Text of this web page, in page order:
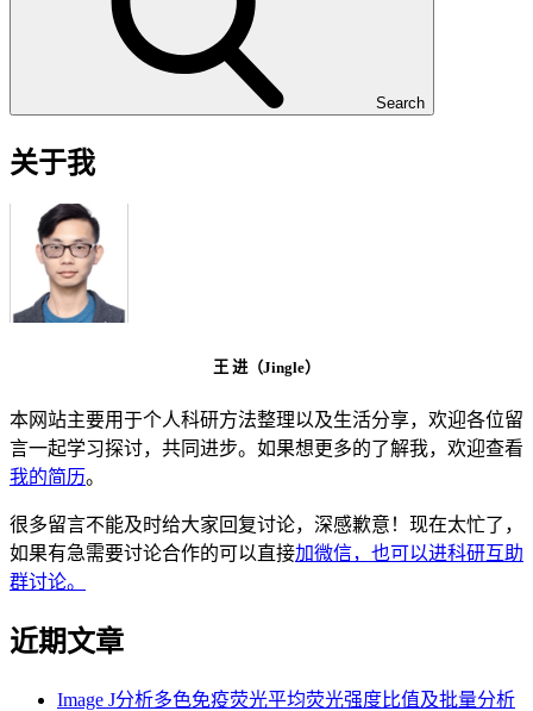
Search
关于我
王 进（Jingle）
本网站主要用于个人科研方法整理以及生活分享，欢迎各位留
言一起学习探讨，共同进步。如果想更多的了解我，欢迎查看
我的简历。
很多留言不能及时给大家回复讨论，深感歉意！现在太忙了，
如果有急需要讨论合作的可以直接加微信，也可以进科研互助
群讨论。
近期文章
Image J分析多色免疫荧光平均荧光强度比值及批量分析